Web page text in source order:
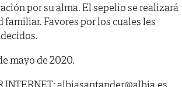
por su alma. El sepelio se realizará
Favores por los cuales les
mayo de 2020.